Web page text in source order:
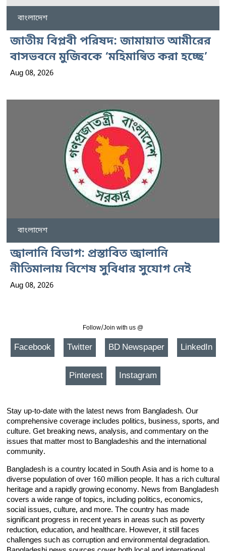
বাংলাদেশ
জাতীয় বিপ্লবী পরিষদ: জামায়াত আমীরের
বাসভবনে মুজিবকে ‘মহিমান্বিত করা হচ্ছে’
Aug 08, 2026
বাংলাদেশ
জ্বালানি বিভাগ: প্রস্তাবিত জ্বালানি
নীতিমালায় বিশেষ সুবিধার সুযোগ নেই
Aug 08, 2026
Follow/Join with us @
Facebook Twitter BD Newspaper LinkedIn
Pinterest Instagram
Stay up-to-date with the latest news from Bangladesh. Our
comprehensive coverage includes politics, business, sports, and
culture. Get breaking news, analysis, and commentary on the
issues that matter most to Bangladeshis and the international
community.
Bangladesh is a country located in South Asia and is home to a
diverse population of over 160 million people. It has a rich cultural
heritage and a rapidly growing economy. News from Bangladesh
covers a wide range of topics, including politics, economics,
social issues, culture, and more. The country has made
significant progress in recent years in areas such as poverty
reduction, education, and healthcare. However, it still faces
challenges such as corruption and environmental degradation.